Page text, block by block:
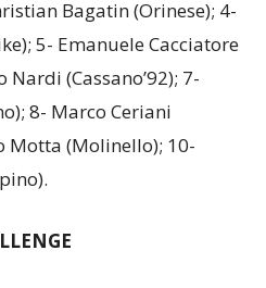
Bagatin (Orinese); 4-
5- Emanuele Cacciatore
Nardi (Cassano’92); 7-
8- Marco Ceriani
Motta (Molinello); 10-